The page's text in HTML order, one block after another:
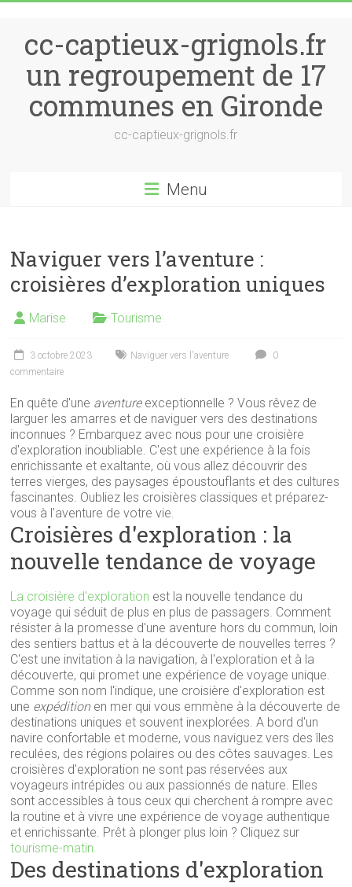
cc-captieux-grignols.fr
un regroupement de 17
communes en Gironde
cc-captieux-grignols.fr
Menu
Naviguer vers l’aventure :
croisières d’exploration uniques
Marise Tourisme
3 octobre 2023 Naviguer vers l'aventure
0
commentaire
En quête d'une aventureexceptionnelle ? Vous rêvez de
larguer les amarres et de naviguer vers des destinations
inconnues ? Embarquez avec nous pour une croisière
d'exploration inoubliable. C'est une expérience à la fois
enrichissante et exaltante, où vous allez découvrir des
terres vierges, des paysages époustouflants et des cultures
fascinantes. Oubliez les croisières classiques et préparez-
vous à l'aventure de votre vie.
Croisières d'exploration : la
nouvelle tendance de voyage
La croisière d'exploration est la nouvelle tendance du
voyage qui séduit de plus en plus de passagers. Comment
résister à la promesse d'une aventure hors du commun, loin
des sentiers battus et à la découverte de nouvelles terres ?
C'est une invitation à la navigation, à l'exploration et à la
découverte, qui promet une expérience de voyage unique.
Comme son nom l'indique, une croisière d'exploration est
une expédition en mer qui vous emmène à la découverte de
destinations uniques et souvent inexplorées. A bord d'un
navire confortable et moderne, vous naviguez vers des îles
reculées, des régions polaires ou des côtes sauvages. Les
croisières d'exploration ne sont pas réservées aux
voyageurs intrépides ou aux passionnés de nature. Elles
sont accessibles à tous ceux qui cherchent à rompre avec
la routine et à vivre une expérience de voyage authentique
et enrichissante. Prêt à plonger plus loin ? Cliquez sur
tourisme-matin.
Des destinations d'exploration